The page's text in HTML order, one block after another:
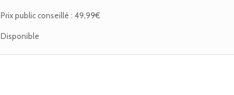
Prix public conseillé : 49,99€
Disponible